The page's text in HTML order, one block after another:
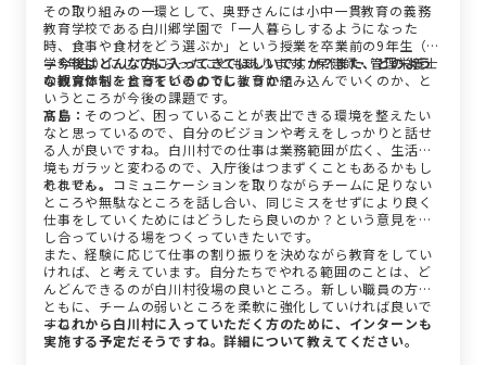
その取り組みの一環として、奥野さんには小中一貫教育の義務
教育学校である白川郷学園で「一人暮らしするようになった
時、食事や食材をどう選ぶか」という授業を卒業前の9年生（中
学3年生）にしてもらったこともあります。保健師・管理栄養士
の観点から、食育をどのように教育に組み込んでいくのか、と
いうところが今後の課題です。
—今後はどんな方に入ってきてほしいですか？また、どのよう
な教育体制をとっているのでしょうか？
髙島： そのつど、困っていることが表出できる環境を整えたい
なと思っているので、自分のビジョンや考えをしっかりと話せ
る人が良いですね。白川村での仕事は業務範囲が広く、生活環
境もガラッと変わるので、入庁後はつまずくこともあるかもし
れません。
それでも、コミュニケーションを取りながらチームに足りない
ところや無駄なところを話し合い、同じミスをせずにより良く
仕事をしていくためにはどうしたら良いのか？という意見を出
し合っていける場をつくっていきたいです。
また、経験に応じて仕事の割り振りを決めながら教育をしてい
ければ、と考えています。自分たちでやれる範囲のことは、ど
んどんできるのが白川村役場の良いところ。新しい職員の方と
ともに、チームの弱いところを柔軟に強化していければ良いで
すね。
—これから白川村に入っていただく方のために、インターンも
実施する予定だそうですね。詳細について教えてください。